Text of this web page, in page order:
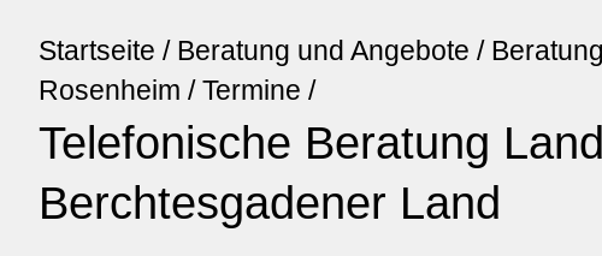
Startseite / Beratung und Angebote /
Rosenheim /Termine /
Telefonische Beratung
Berchtesgadener Land